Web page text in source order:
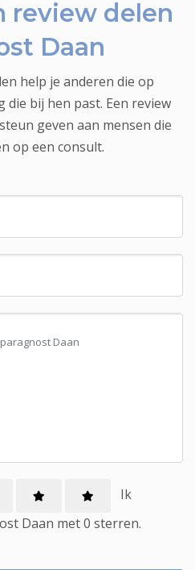
review delen
Daan
help je anderen die op
die bij hen past. Een review
geven aan mensen die
op een consult.
Ik
Daan met0 sterren.